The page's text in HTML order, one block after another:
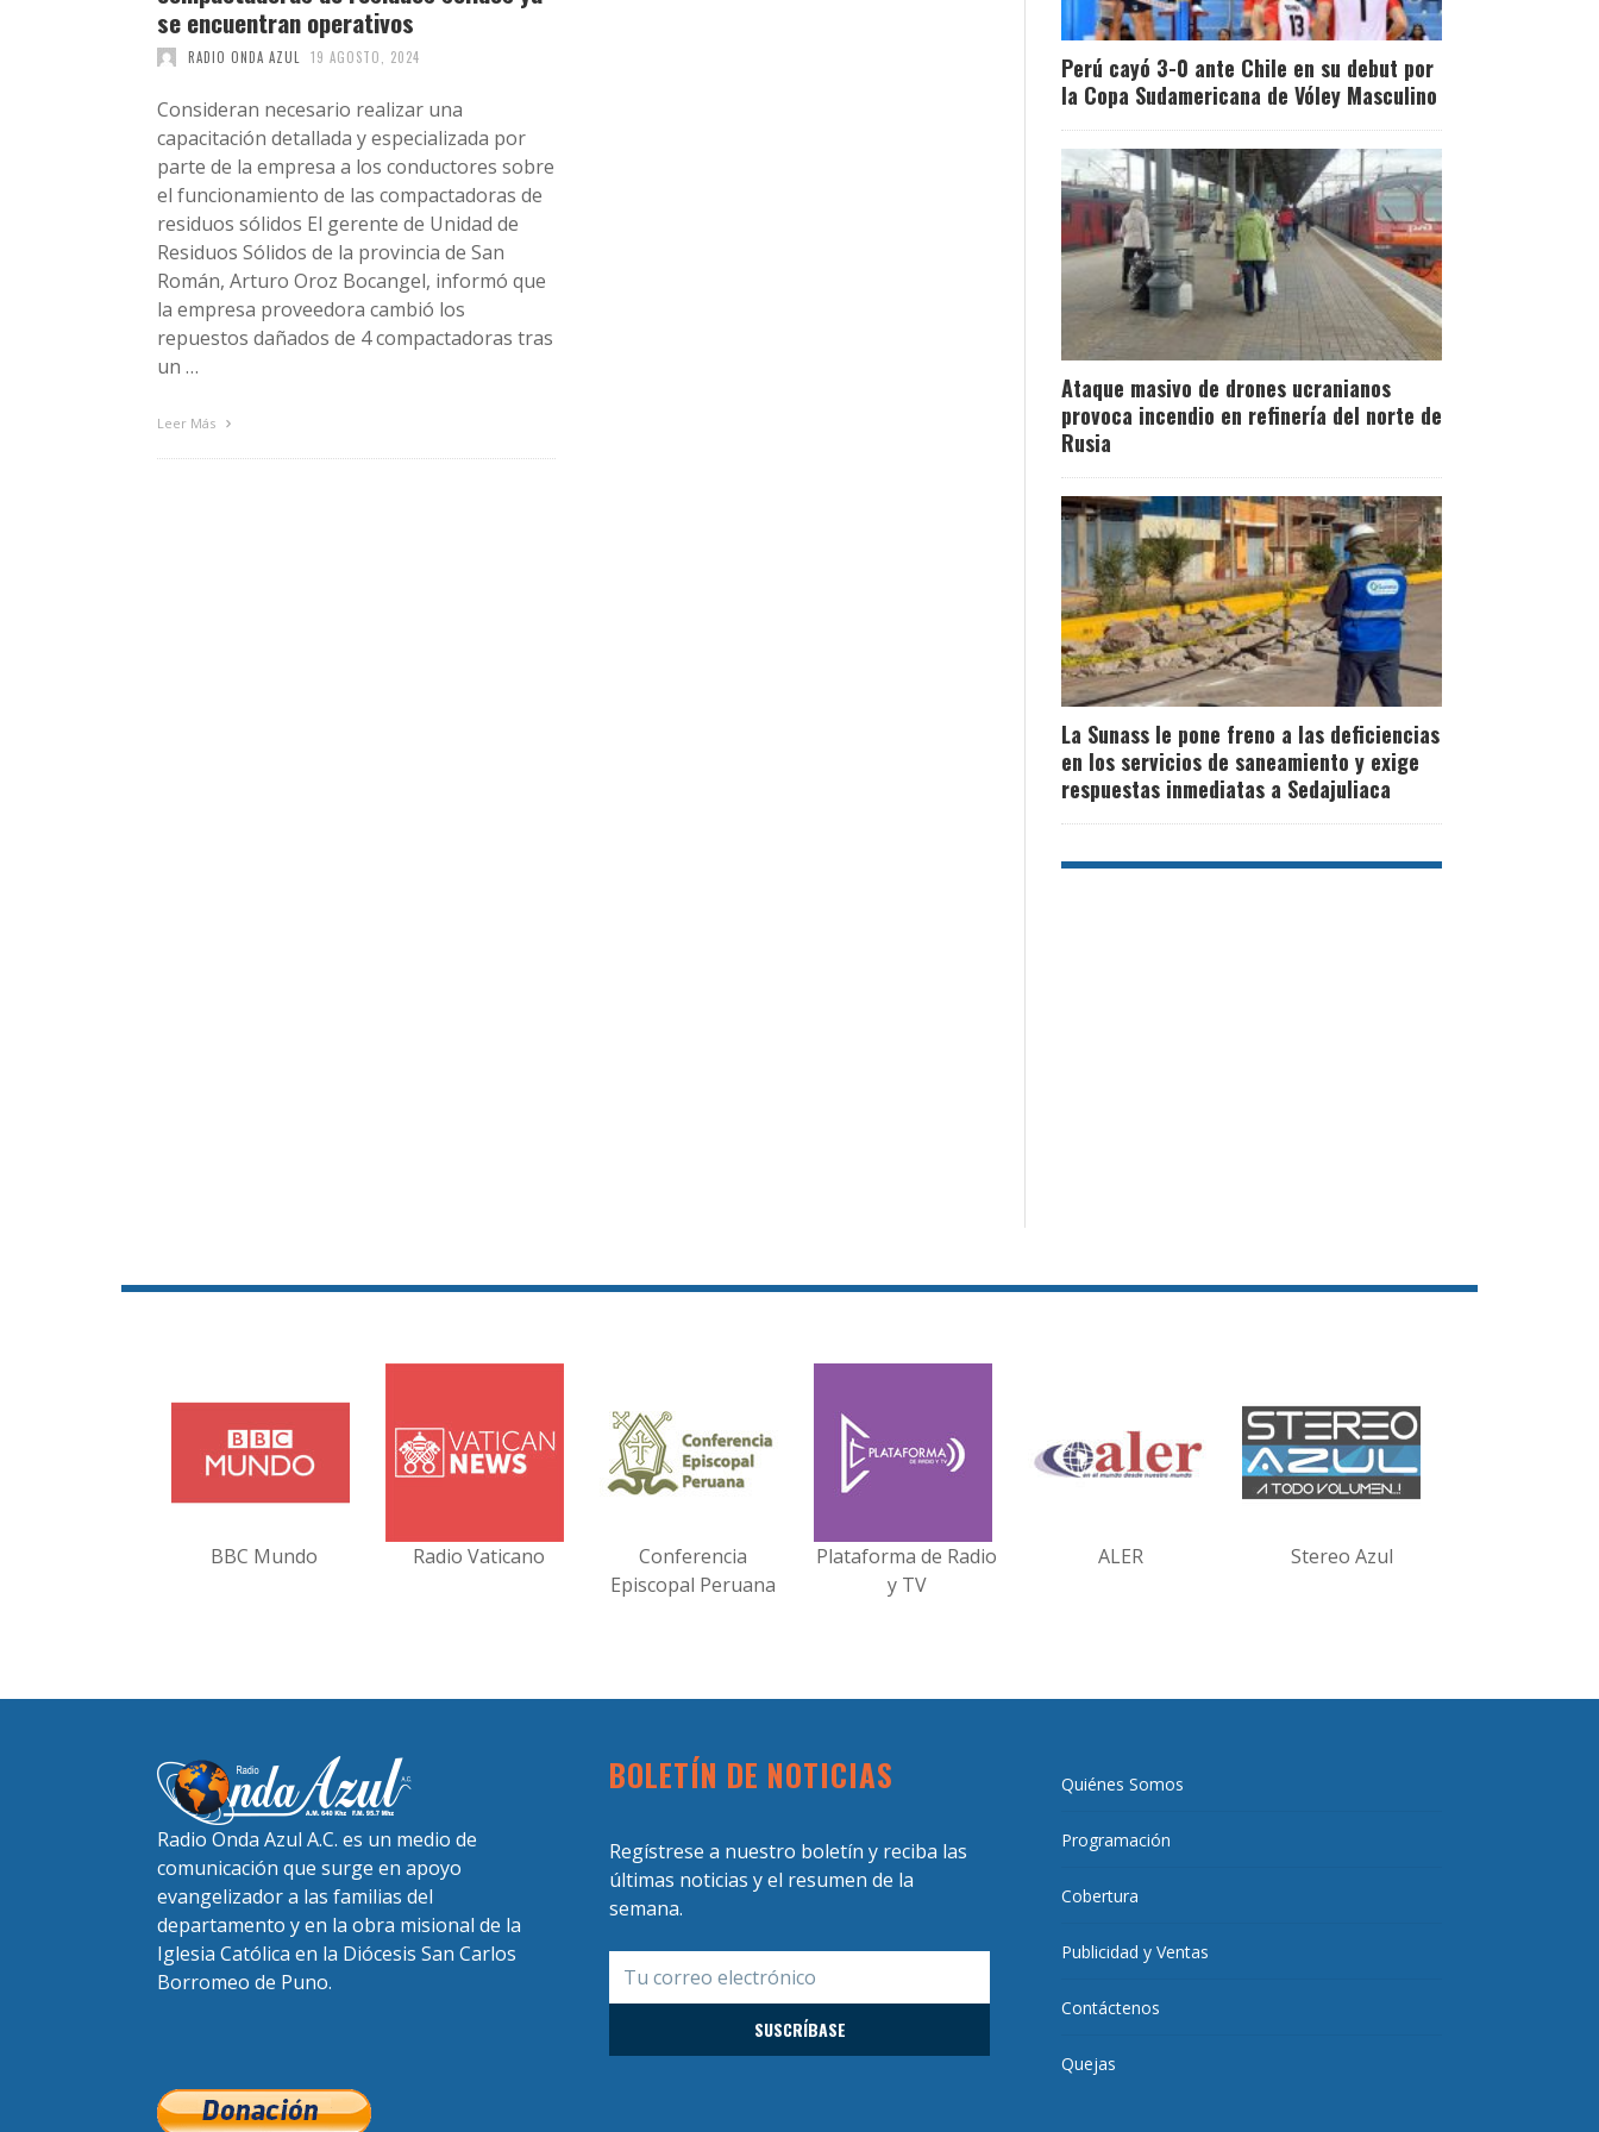
se encuentran operativos
RADIO ONDA AZUL 19 AGOSTO, 2024
Consideran necesario realizar una
capacitación detallada y especializada por
parte de la empresa a los conductores sobre
el funcionamiento de las compactadoras de
residuos sólidos El gerente de Unidad de
Residuos Sólidos de la provincia de San
Román, Arturo Oroz Bocangel, informó que
la empresa proveedora cambió los
repuestos dañados de 4 compactadoras tras
un …
Leer Más
Perú cayó 3-0 ante Chile en su debut por
la Copa Sudamericana de Vóley Masculino
Ataque masivo de drones ucranianos
provoca incendio en refinería del norte de
Rusia
La Sunass le pone freno a las deficiencias
en los servicios de saneamiento y exige
respuestas inmediatas a Sedajuliaca
BBC Mundo Radio Vaticano
Conferencia
Episcopal Peruana
Plataforma de Radio
y TV
ALER Stereo Azul
Radio Onda Azul A.C. es un medio de
comunicación que surge en apoyo
evangelizador a las familias del
departamento y en la obra misional de la
Iglesia Católica en la Diócesis San Carlos
Borromeo de Puno.
BOLETÍN DE NOTICIAS
Regístrese a nuestro boletín y reciba las
últimas noticias y el resumen de la
semana.
Quiénes Somos
Programación
Cobertura
Publicidad y Ventas
Contáctenos
Quejas